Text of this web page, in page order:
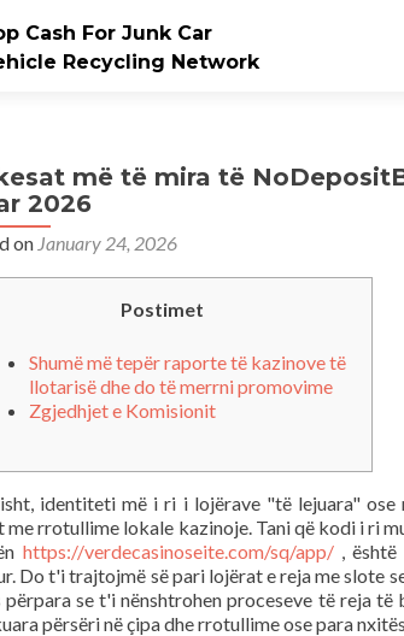
Cash For Junk Car
Recycling Network
më të mira të
2026
on January 24, 2026
Postimet
Shumë më tepër raporte të kazinove të
llotarisë dhe do të merrni promovime
Zgjedhjet e Komisionit
identiteti më i ri i lojërave "të lejuara" ose
rrotullime lokale kazinoje. Tani që kodi i ri
https://verdecasinoseite.com/sq/app/, është
Do t'i trajtojmë së pari lojërat e reja me slote
përpara se t'i nënshtrohen proceseve të reja
përsëri në çipa dhe rrotullime ose para